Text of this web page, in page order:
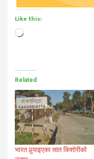
Like this:
Loading…
Related
भारत पुर्‍याइएका सात किशोरीको